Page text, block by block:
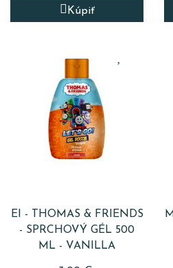
Kúpiť
EI - THOMAS & FRIENDS
- SPRCHOVÝ GÉL 500
ML - VANILLA